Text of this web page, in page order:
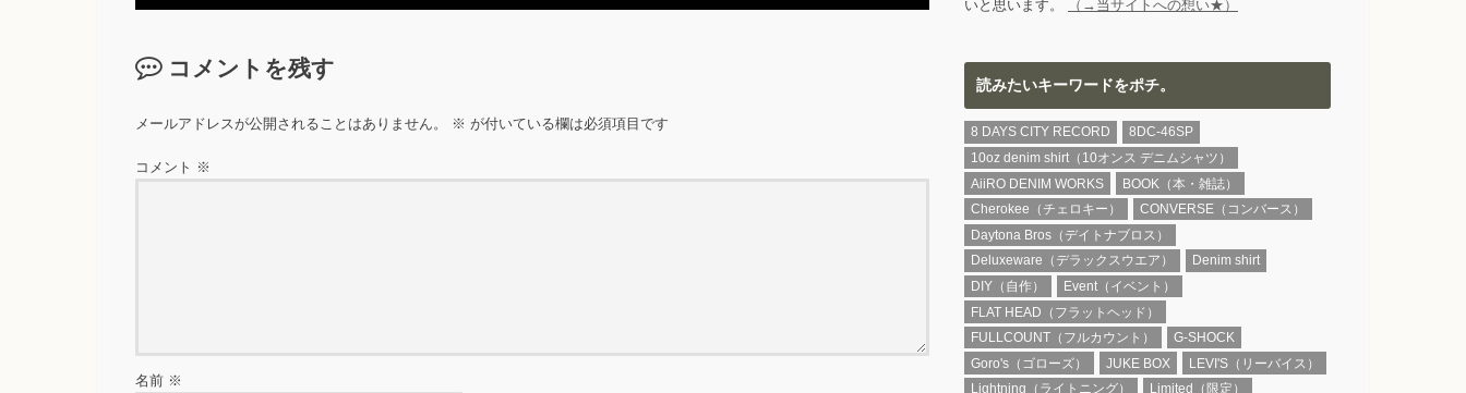
コメントを残す
メールアドレスが公開されることはありません。 ※ が付いている欄は必須項目です
コメント ※
名前 ※
いと思います。
（→当サイトへの想い★）
読みたいキーワードをポチ。
8 DAYS CITY RECORD
8DC-46SP
10oz denim shirt（10オンス デニムシャツ）
AiiRO DENIM WORKS
BOOK（本・雑誌）
Cherokee（チェロキー）
CONVERSE（コンバース）
Daytona Bros（デイトナブロス）
Deluxeware（デラックスウエア）
Denim shirt
DIY（自作）
Event（イベント）
FLAT HEAD（フラットヘッド）
FULLCOUNT（フルカウント）
G-SHOCK
Goro's（ゴローズ）
JUKE BOX
LEVI'S（リーバイス）
Lightning（ライトニング）
Limited（限定）